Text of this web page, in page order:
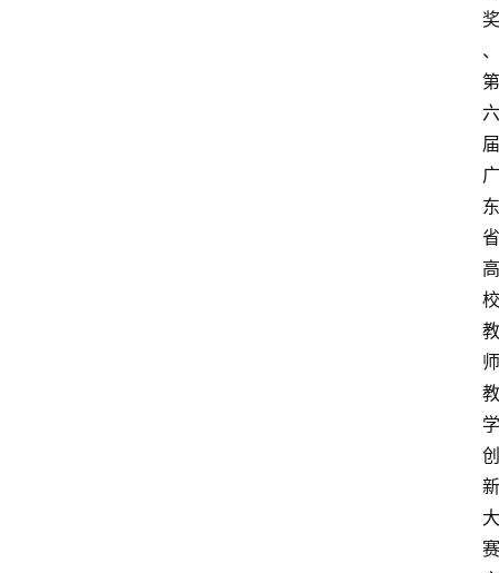
奖
、
第
六
届
广
东
省
高
校
教
师
教
学
创
新
大
赛